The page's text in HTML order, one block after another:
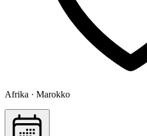
Afrika · Marokko